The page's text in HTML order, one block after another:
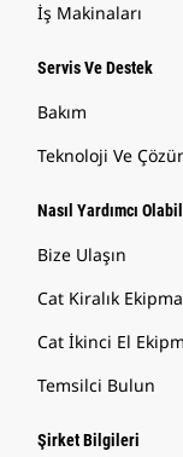
İş Makinaları
Servis Ve Destek
Bakım
Teknoloji Ve
Nasıl Yardımcı
Bize Ulaşın
Cat Kiralık
Cat İkinci El
Temsilci Bulun
Şirket Bilgileri